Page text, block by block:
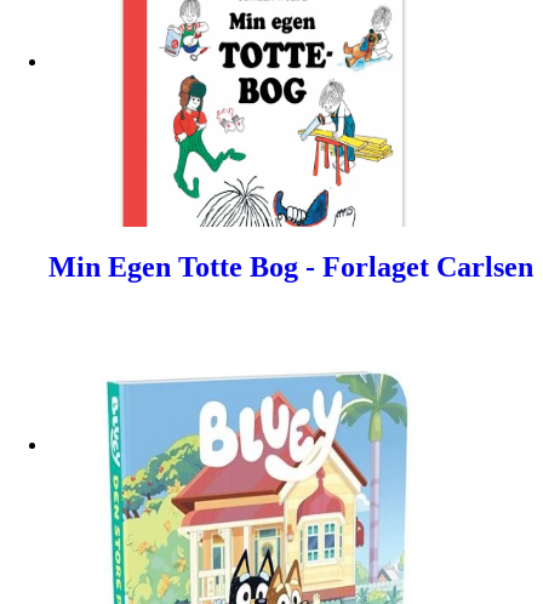
Min Egen Totte Bog - Forlaget Carlsen